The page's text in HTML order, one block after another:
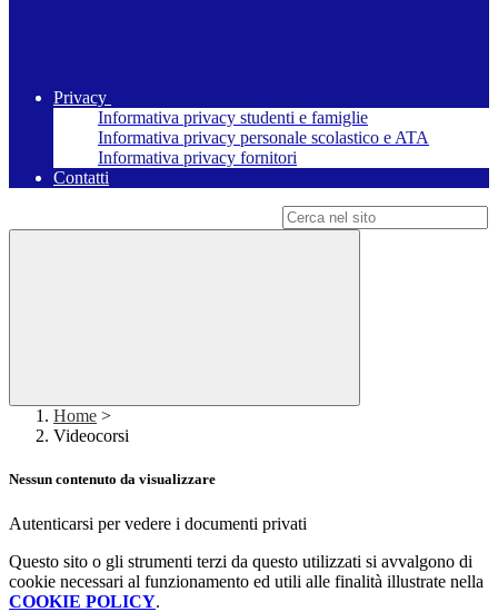
Privacy
Informativa privacy studenti e famiglie
Informativa privacy personale scolastico e ATA
Informativa privacy fornitori
Contatti
Home >
Videocorsi
Nessun contenuto da visualizzare
Autenticarsi per vedere i documenti privati
Questo sito o gli strumenti terzi da questo utilizzati si avvalgono di
cookie necessari al funzionamento ed utili alle finalità illustrate nella
COOKIE POLICY.